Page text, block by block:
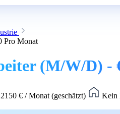
Pro Monat
(M/W/D) -
€ / Monat (geschätzt)
Kein